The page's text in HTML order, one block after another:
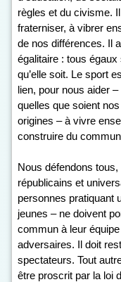
règles et du civisme.
fraterniser, à vibrer
de nos différences. Il
égalitaire : tous
qu’elle soit. Le sport
lien, pour nous aider –
quelles que soient
origines – à vivre
construire du
Nous défendons
républicains et
personnes pratiquant
jeunes – ne doivent
commun à leur
adversaires. Il doit
spectateurs. Tout
être proscrit par la loi